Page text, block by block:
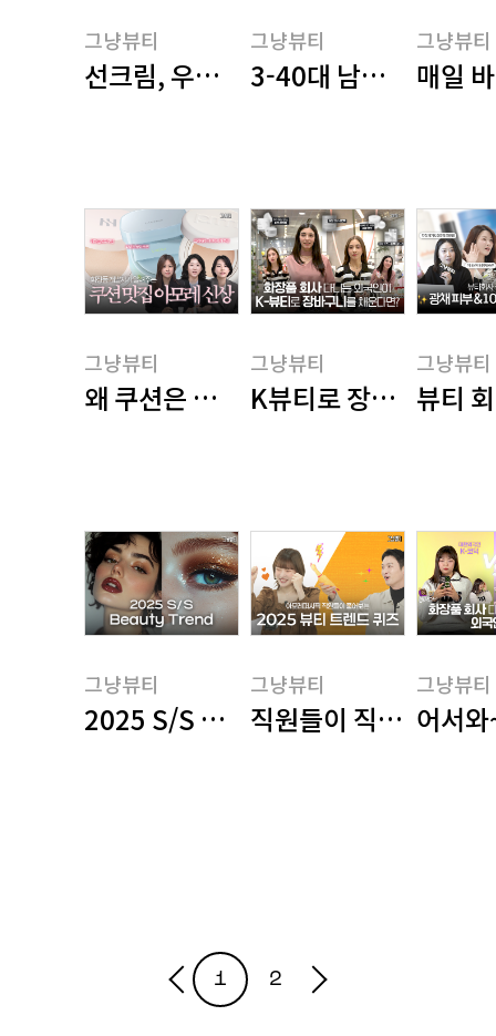
그냥뷰티
선크림, 우리 브랜드가 제일 잘 만들
그냥뷰티
3-40대 남성 직장인을
그냥뷰티
매일
그냥뷰티
왜 쿠션은 아모레퍼시픽인가?
그냥뷰티
K뷰티로 장바구니를
그냥뷰티
뷰티
그냥뷰티
2025 S/S 뷰티 트렌드 키워드 총정
그냥뷰티
직원들이 직접 풀어
그냥뷰티
어서
1 2